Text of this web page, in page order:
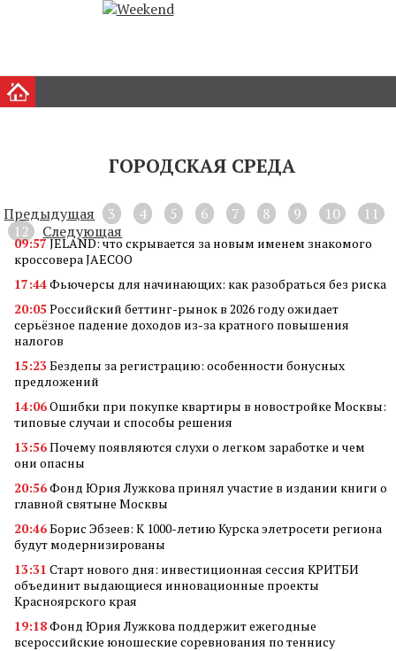
ГОРОДСКАЯ СРЕДА
Предыдущая 3 4 5 6 7 8 9 10
11
12
Следующая
09:57JELAND: что скрывается за новым именем знакомого
кроссовера JAECOO
17:44Фьючерсы для начинающих: как разобраться без риска
20:05Российский беттинг-рынок в 2026 году ожидает
серьёзное падение доходов из-за кратного повышения
налогов
15:23Бездепы за регистрацию: особенности бонусных
предложений
14:06Ошибки при покупке квартиры в новостройке Москвы:
типовые случаи и способы решения
13:56Почему появляются слухи о легком заработке и чем
они опасны
20:56Фонд Юрия Лужкова принял участие в издании книги о
главной святыне Москвы
20:46Борис Эбзеев: К 1000-летию Курска элетросети региона
будут модернизированы
13:31 Старт нового дня: инвестиционная сессия КРИТБИ
объединит выдающиеся инновационные проекты
Красноярского края
19:18Фонд Юрия Лужкова поддержит ежегодные
всероссийские юношеские соревнования по теннису